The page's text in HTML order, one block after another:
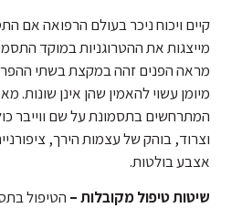
קיים ויכוח ניכר בעולם הרפואה אם
מייצגות את ההטרוגניות במוקד
מראה הפנים זהה במקצת בשתי
מיומן עשוי להאמין שהן אינן שונות.
המתרחשים בתסמונת על שם ווייבר
וצרוד, בוהק של עצמות הירך,
אצבע בולטות.
שיטות טיפול מקובלות – הטיפול